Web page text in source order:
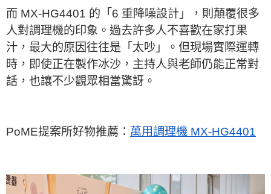
而 MX-HG4401 的「6 重降噪設計」，則顛覆很多
人對調理機的印象。過去許多人不喜歡在家打果
汁，最大的原因往往是「太吵」。但現場實際運轉
時，即使正在製作冰沙，主持人與老師仍能正常對
話，也讓不少觀眾相當驚訝。
PoME提案所好物推薦： 萬用調理機 MX-HG4401